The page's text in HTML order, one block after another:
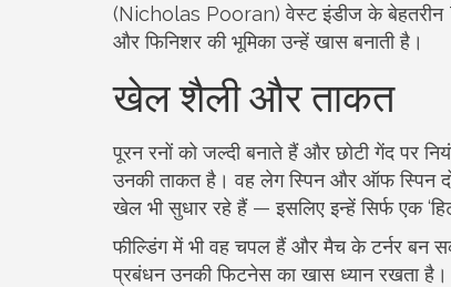
(Nicholas Pooran) वेस्ट इंडीज के बेहतरीन
और फिनिशर की भूमिका उन्हें खास बनाती है।
खेल शैली और ताकत
पूरन रनों को जल्दी बनाते हैं और छोटी गेंद पर
उनकी ताकत है। वह लेग स्पिन और ऑफ स्पिन
खेल भी सुधार रहे हैं — इसलिए इन्हें सिर्फ एक
फील्डिंग में भी वह चपल हैं और मैच के टर्नर बन
प्रबंधन उनकी फिटनेस का खास ध्यान रखता है।